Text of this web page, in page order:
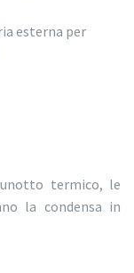
esterna per
termico, le
la condensa in